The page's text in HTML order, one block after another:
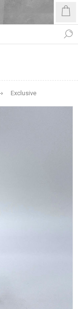
Exclusive